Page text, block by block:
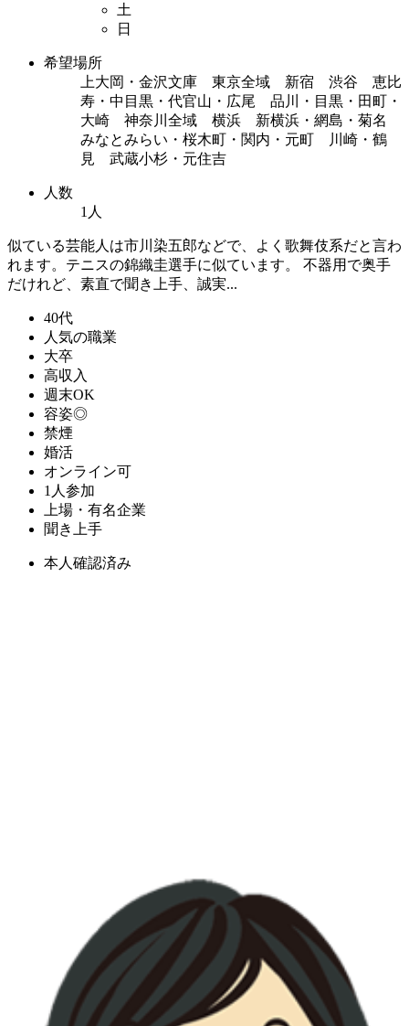
土
日
希望場所
上大岡・金沢文庫 東京全域 新宿 渋谷 恵比
寿・中目黒・代官山・広尾 品川・目黒・田町・
大崎 神奈川全域 横浜 新横浜・網島・菊名
みなとみらい・桜木町・関内・元町 川崎・鶴
見 武蔵小杉・元住吉
人数
1人
似ている芸能人は市川染五郎などで、よく歌舞伎系だと言わ
れます。テニスの錦織圭選手に似ています。 不器用で奥手
だけれど、素直で聞き上手、誠実...
40代
人気の職業
大卒
高収入
週末OK
容姿◎
禁煙
婚活
オンライン可
1人参加
上場・有名企業
聞き上手
本人確認済み